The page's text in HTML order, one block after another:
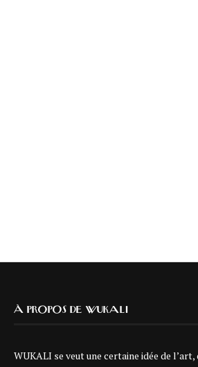
À PROPOS DE WUKALI
WUKALI se veut une certaine idée de